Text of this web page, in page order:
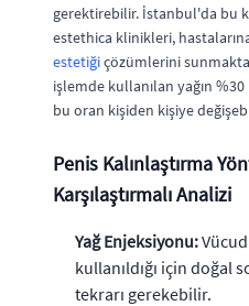
gerektirebilir. İstanbul'da bu
estethica klinikleri,
estetiğiçözümlerini
işlemde kullanılan yağın
bu oran kişiden kişiye
Penis Kalınlaştırma
Karşılaştırmalı Analizi
Yağ Enjeksiyonu:
kullanıldığı için doğal
tekrarı gerekebilir.